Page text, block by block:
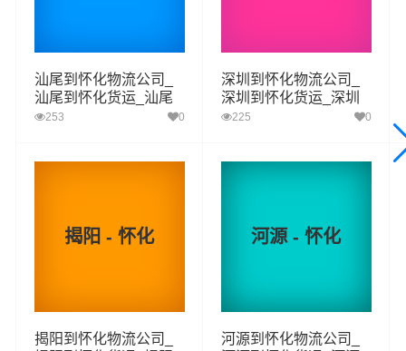
高明区-怀化 运输时效
区域
更合镇,明城镇
区域
汕尾到怀化物流公司_
汕尾到怀化货运_汕尾
至怀化物流专线
253 0
深圳到怀化物流公司_
深圳到怀化货运_深圳
至怀化物流专线
225 0
揭阳 - 怀化
揭阳到怀化物流公司_
河源 - 怀化
河源到怀化物流公司_